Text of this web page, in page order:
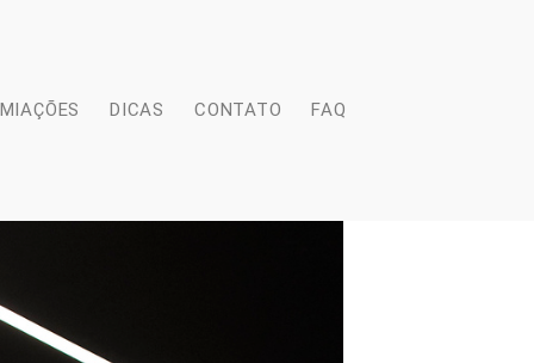
DICAS CONTATO FAQ